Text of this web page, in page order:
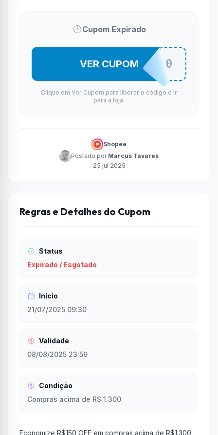
Cupom Expirado
PICHPC150
VER CUPOM
Clique em Ver Cupom para liberar o código e ir
para a loja.
Shopee
Postado por Marcus Tavares
25 jul 2025
Regras e Detalhes do Cupom
Status
Expirado / Esgotado
Início
21/07/2025 09:30
Validade
08/08/2025 23:59
Condição
Compras acima de R$ 1.300
Economize R$150 OFF em compras acima de R$1.300